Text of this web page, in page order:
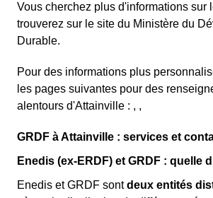
Vous cherchez plus d'informations sur
trouverez sur le site du Ministère du
Durable.
Pour des informations plus
les pages suivantes pour des
alentours d'Attainville : , ,
GRDF à Attainville : services et
Enedis (ex-ERDF) et GRDF : quelle
Enedis et GRDF sontdeux entités